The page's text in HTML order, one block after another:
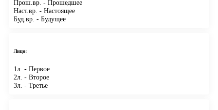
Прош.вр. - Прошедшее
Наст.вр. - Настоящее
Буд.вр. - Будущее
Лицо:
1л. - Первое
2л. - Второе
3л. - Третье